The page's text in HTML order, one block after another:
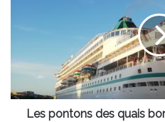
électriques
favoriser
Les pontons des quais